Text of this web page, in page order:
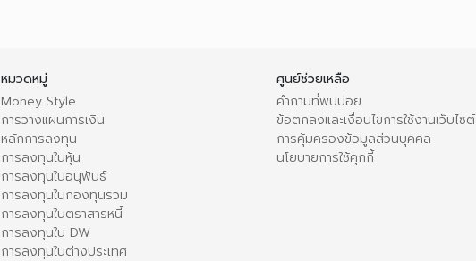
หมวดหมู่
Money Style
การวางแผนการเงิน
หลักการลงทุน
การลงทุนในหุ้น
การลงทุนในอนุพันธ์
การลงทุนในกองทุนรวม
การลงทุนในตราสารหนี้
การลงทุนใน DW
การลงทุนในต่างประเทศ
ศูนย์ช่วยเหลือ
คำถามที่พบบ่อย
ข้อตกลงและเงื่อนไขการใช้งานเว็บไซต์
การคุ้มครองข้อมูลส่วนบุคคล
นโยบายการใช้คุกกี้